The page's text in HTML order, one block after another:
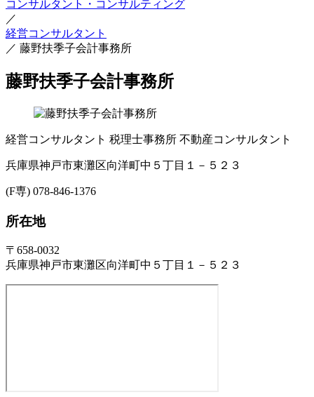
コンサルタント・コンサルティング
／
経営コンサルタント
／ 藤野扶季子会計事務所
藤野扶季子会計事務所
経営コンサルタント 税理士事務所 不動産コンサルタント
兵庫県神戸市東灘区向洋町中５丁目１－５２３
(F専) 078-846-1376
所在地
〒658-0032
兵庫県神戸市東灘区向洋町中５丁目１－５２３